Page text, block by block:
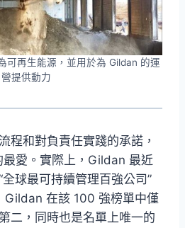
可再生能源，並用於為 Gildan 的運
營提供動力
程和對負責任實踐的承諾，
愛。實際上，Gildan 最近
球最可持續管理百強公司”
Gildan 在該 100 強榜單中僅
二，同時也是名單上唯一的